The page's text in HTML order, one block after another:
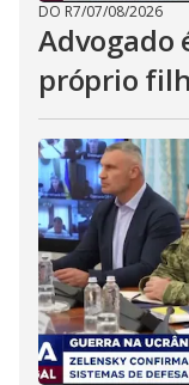
DO R7/07/08/2026
Advogado
próprio